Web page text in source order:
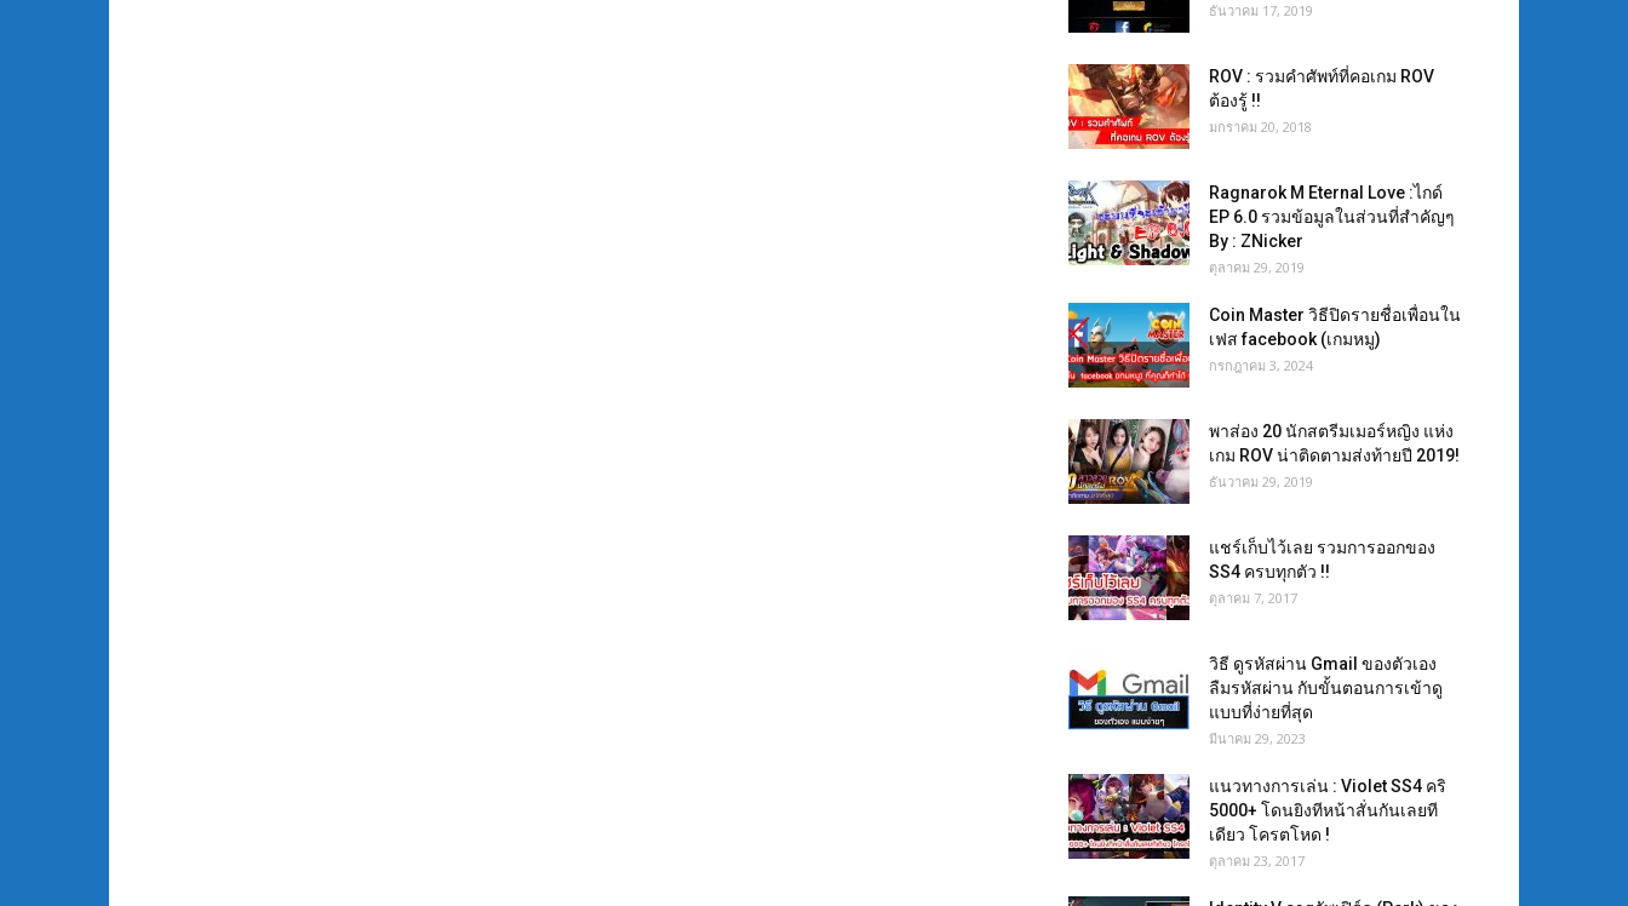
ธันวาคม 17, 2019
ROV : รวมคำศัพท์ที่คอเกม ROV
ต้องรู้ !!
มกราคม 20, 2018
Ragnarok M Eternal Love :ไกด์
EP 6.0 รวมข้อมูลในส่วนที่สำคัญๆ
By : ZNicker
ตุลาคม 29, 2019
Coin Master วิธีปิดรายชื่อเพื่อนใน
เฟส facebook (เกมหมู)
กรกฎาคม 3, 2024
พาส่อง 20 นักสตรีมเมอร์หญิง แห่ง
เกม ROV น่าติดตามส่งท้ายปี 2019!
ธันวาคม 29, 2019
แชร์เก็บไว้เลย รวมการออกของ
SS4 ครบทุกตัว !!
ตุลาคม 7, 2017
วิธี ดูรหัสผ่าน Gmail ของตัวเอง
ลืมรหัสผ่าน กับขั้นตอนการเข้าดู
แบบที่ง่ายที่สุด
มีนาคม 29, 2023
แนวทางการเล่น : Violet SS4 คริ
5000+ โดนยิงทีหน้าสั่นกันเลยที
เดียว โครตโหด !
ตุลาคม 23, 2017